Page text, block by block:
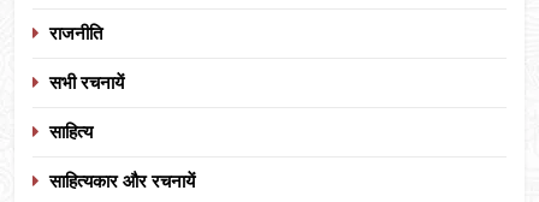
राजनीति
सभी रचनायें
साहित्य
साहित्यकार और रचनायें